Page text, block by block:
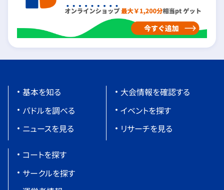
基本を知る
パドルを調べる
ニュースを見る
大会情報を確認する
イベントを探す
リサーチを見る
コートを探す
サークルを探す